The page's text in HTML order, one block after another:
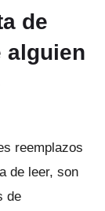
de
alguien
reemplazos
de leer, son
de